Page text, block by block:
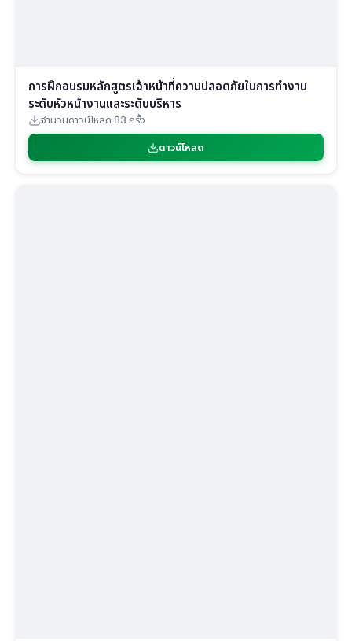
การฝึกอบรมหลักสูตรเจ้าหน้าที่ความปลอดภัยในการทำงาน
ระดับหัวหน้างานและระดับบริหาร
จำนวนดาวน์โหลด 83 ครั้ง
ดาวน์โหลด